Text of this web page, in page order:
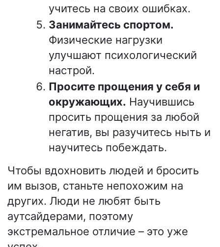
учитесь на своих ошибках.
Занимайтесь спортом.
Физические нагрузки
улучшают психологический
настрой.
Просите прощения у себя и
окружающих. Научившись
просить прощения за любой
негатив, вы разучитесь ныть и
научитесь побеждать.
Чтобы вдохновить людей и бросить
им вызов, станьте непохожим на
других. Люди не любят быть
аутсайдерами, поэтому
экстремальное отличие – это уже